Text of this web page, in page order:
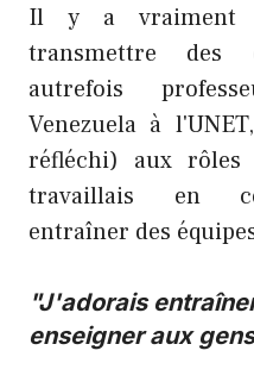
Il y a vraiment
transmettre des
autrefois
Venezuela à
réfléchi) aux rôles
travaillais en
entraîner des
"J'adorais
enseigner aux